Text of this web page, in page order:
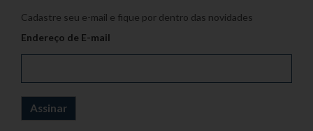
Cadastre seu e-mail e fique por dentro das novidades
Endereço de E-mail